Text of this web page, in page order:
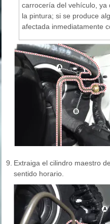
carrocería del vehículo, ya
la pintura; si se produce
afectada inmediatamente
9. Extraiga el cilindro maestro
sentido horario.